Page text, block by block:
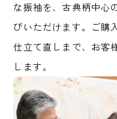
な振袖を、古典柄中心
びいただけます。ご購
仕立て直しまで、お客
します。